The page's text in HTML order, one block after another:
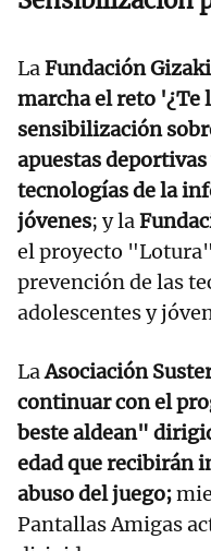
LaFundación
marcha el reto '¿Te
sensibilización
apuestas
tecnologías de la
jóvenes; y la
el proyecto
prevención de las
adolescentes y
LaAsociación
continuar con el
beste aldean"
edad que recibirán
abuso del juego;
Pantallas Amigas